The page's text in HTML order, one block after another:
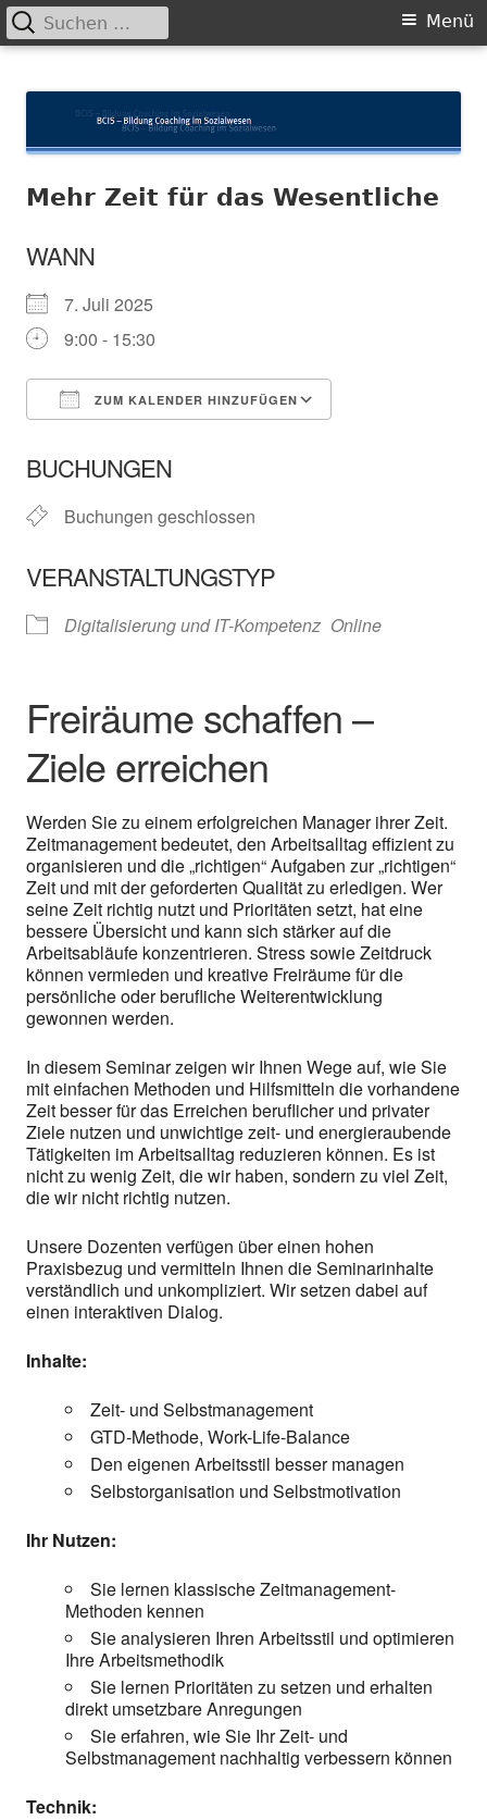
zum
Primäres
Menü
Suchen
nach:
Mehr Zeit für das Wesentliche
WANN
7. Juli 2025
9:00 - 15:30
ZUM KALENDER HINZUFÜGEN
BUCHUNGEN
Buchungen geschlossen
VERANSTALTUNGSTYP
Digitalisierung und IT-Kompetenz Online
Freiräume schaffen –
Ziele erreichen
Werden Sie zu einem erfolgreichen Manager ihrer Zeit.
Zeitmanagement bedeutet, den Arbeitsalltag effizient zu
organisieren und die „richtigen“ Aufgaben zur „richtigen“
Zeit und mit der geforderten Qualität zu erledigen. Wer
seine Zeit richtig nutzt und Prioritäten setzt, hat eine
bessere Übersicht und kann sich stärker auf die
Arbeitsabläufe konzentrieren. Stress sowie Zeitdruck
können vermieden und kreative Freiräume für die
persönliche oder berufliche Weiterentwicklung
gewonnen werden.
In diesem Seminar zeigen wir Ihnen Wege auf, wie Sie
mit einfachen Methoden und Hilfsmitteln die vorhandene
Zeit besser für das Erreichen beruflicher und privater
Ziele nutzen und unwichtige zeit- und energieraubende
Tätigkeiten im Arbeitsalltag reduzieren können. Es ist
nicht zu wenig Zeit, die wir haben, sondern zu viel Zeit,
die wir nicht richtig nutzen.
Unsere Dozenten verfügen über einen hohen
Praxisbezug und vermitteln Ihnen die Seminarinhalte
verständlich und unkompliziert. Wir setzen dabei auf
einen interaktiven Dialog.
Inhalte:
Zeit- und Selbstmanagement
GTD-Methode, Work-Life-Balance
Den eigenen Arbeitsstil besser managen
Selbstorganisation und Selbstmotivation
Ihr Nutzen:
Sie lernen klassische Zeitmanagement-
Methoden kennen
Sie analysieren Ihren Arbeitsstil und optimieren
Ihre Arbeitsmethodik
Sie lernen Prioritäten zu setzen und erhalten
direkt umsetzbare Anregungen
Sie erfahren, wie Sie Ihr Zeit- und
Selbstmanagement nachhaltig verbessern können
Technik: